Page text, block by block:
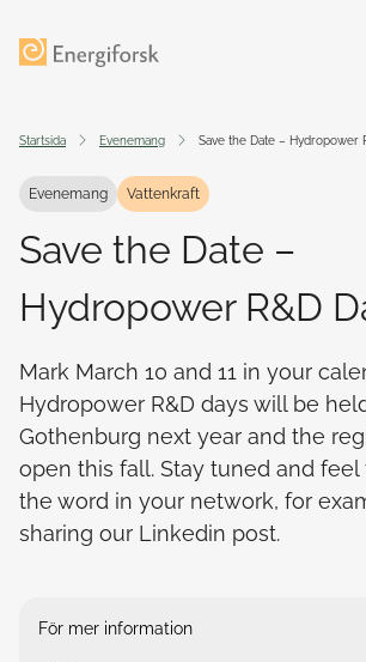
Startsida Evenemang Save the Date – Hydropower
Evenemang Vattenkraft
Save the Date –
Hydropower R&D
Mark March 10 and 11 in your
Hydropower R&D days will be
Gothenburg next year and the
open this fall. Stay tuned and feel
the word in your network, for
sharing our Linkedin post.
För mer information